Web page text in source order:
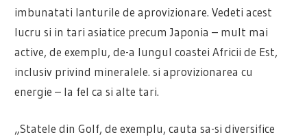
imbunatati lanturile de aprovizionare. Vedeti acest
lucru si in tari asiatice precum Japonia – mult mai
active, de exemplu, de-a lungul coastei Africii de Est,
inclusiv privind mineralele. si aprovizionarea cu
energie – la fel ca si alte tari.
„Statele din Golf, de exemplu, cauta sa-si diversifice